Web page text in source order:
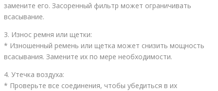
замените его. Засоренный фильтр может ограничивать
всасывание.
3. Износ ремня или щетки:
* Изношенный ремень или щетка может снизить мощность
всасывания. Замените их по мере необходимости.
4. Утечка воздуха:
* Проверьте все соединения, чтобы убедиться в их